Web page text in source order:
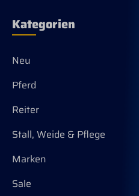
Kategorien
Neu
Pferd
Reiter
Stall, Weide & Pflege
Marken
Sale